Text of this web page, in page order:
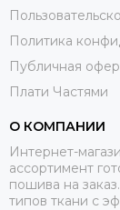
Политика
Публичная
Плати Частями
О КОМПАНИИ
Интернет-
ассортимент
пошива на
типов ткани с